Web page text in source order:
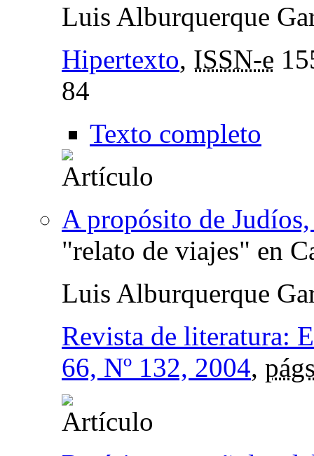
Luis Alburquerque
Hipertexto, ISSN-e
84
Texto completo
A propósito de
"relato de viajes" en
Luis Alburquerque
Revista de literatura:
66, Nº 132, 2004,